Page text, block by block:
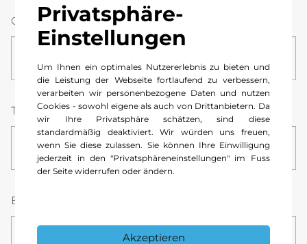
Privatsphäre-
Einstellungen
Um Ihnen ein optimales Nutzererlebnis zu bieten und
die Leistung der Webseite fortlaufend zu verbessern,
verarbeiten wir personenbezogene Daten und nutzen
Cookies - sowohl eigene als auch von Drittanbietern. Da
wir Ihre Privatsphäre schätzen, sind diese
standardmäßig deaktiviert. Wir würden uns freuen,
wenn Sie diese zulassen. Sie können Ihre Einwilligung
jederzeit in den "Privatsphäreneinstellungen" im Fuss
der Seite widerrufen oder ändern.
Akzeptieren
Ort
Telefonnummer *
E-Mail *